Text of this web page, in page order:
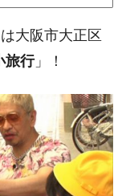
大阪市大正区
旅行」！